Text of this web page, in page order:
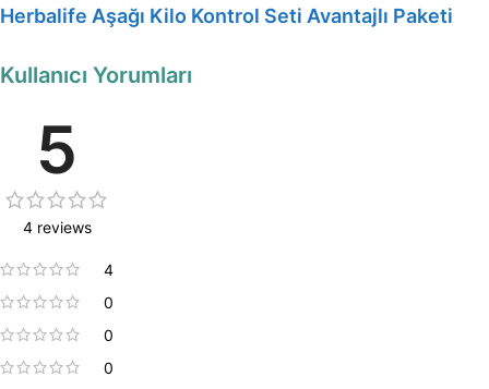
Herbalife Aşağı Kilo Kontrol Seti Avantajlı Paketi
Kullanıcı Yorumları
5
4 reviews
4
0
0
0